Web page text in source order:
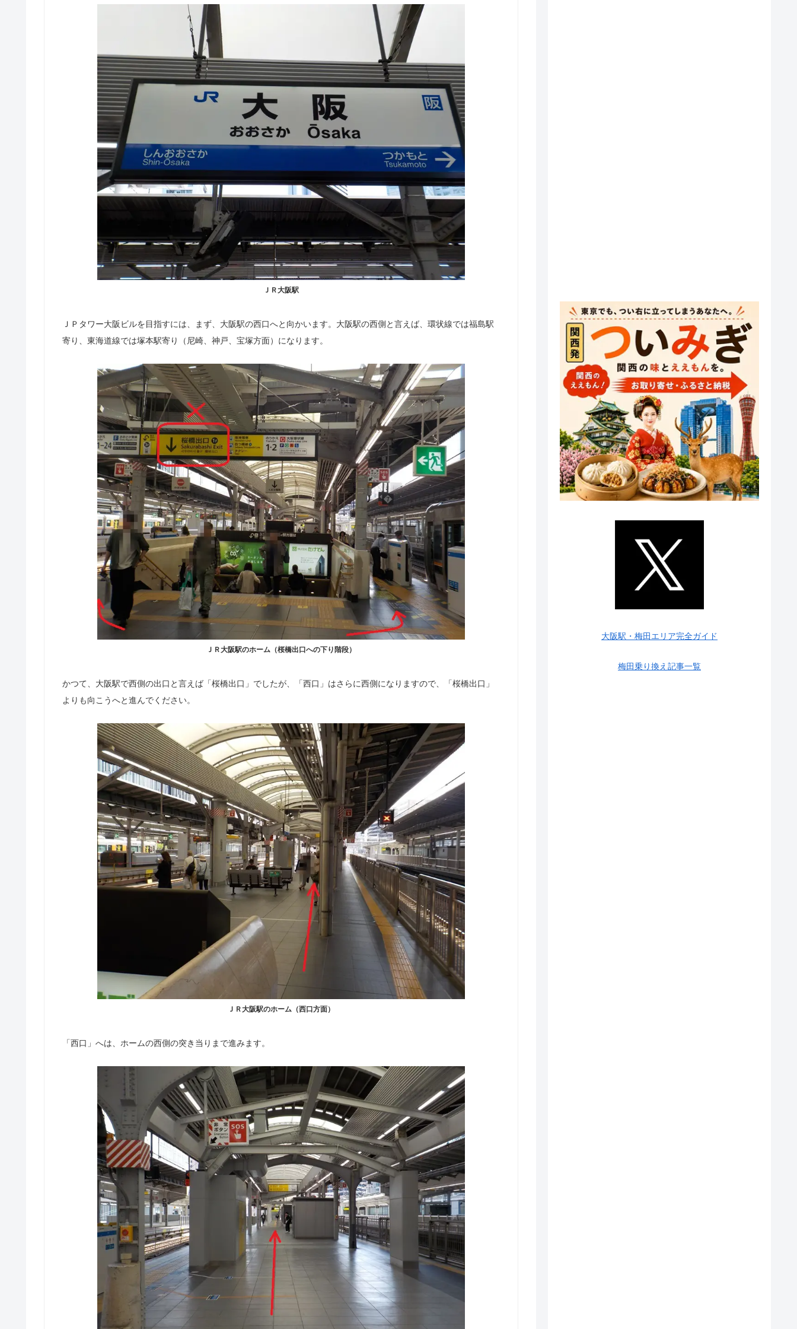
ＪＲ大阪駅
ＪＰタワー大阪ビルを目指すには、まず、大阪駅の西口へと向かいます。大阪駅の西側と言えば、環状線では福島駅
寄り、東海道線では塚本駅寄り（尼崎、神戸、宝塚方面）になります。
ＪＲ大阪駅のホーム（桜橋出口への下り階段）
かつて、大阪駅で西側の出口と言えば「桜橋出口」でしたが、「西口」はさらに西側になりますので、「桜橋出口」
よりも向こうへと進んでください。
ＪＲ大阪駅のホーム（西口方面）
「西口」へは、ホームの西側の突き当りまで進みます。
大阪駅・梅田エリア完全ガイド
梅田乗り換え記事一覧